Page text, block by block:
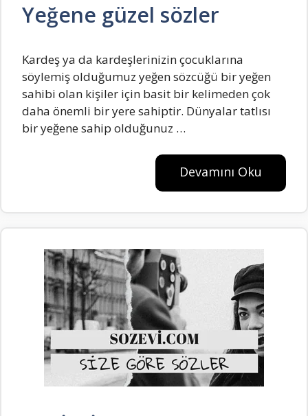
Yeğene güzel sözler
Kardeş ya da kardeşlerinizin çocuklarına
söylemiş olduğumuz yeğen sözcüğü bir yeğen
sahibi olan kişiler için basit bir kelimeden çok
daha önemli bir yere sahiptir. Dünyalar tatlısı
bir yeğene sahip olduğunuz …
Devamını Oku